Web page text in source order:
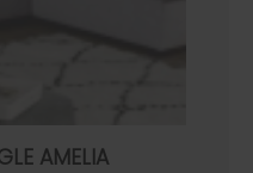
AMELIA